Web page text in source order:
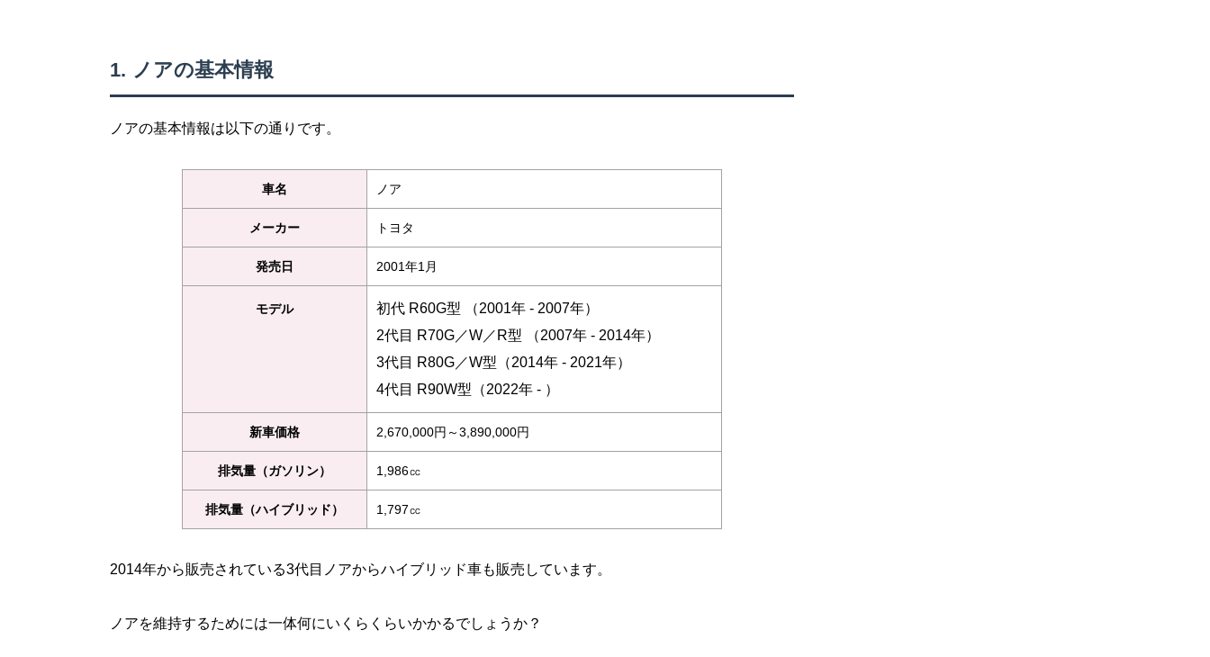
ノアの基本情報
ノアの基本情報は以下の通りです。
車名 ノア
メーカー トヨタ
発売日 2001年1月
モデル
初代 R60G型 （2001年 - 2007年）
2代目 R70G／W／R型 （2007年 - 2014年）
3代目 R80G／W型（2014年 - 2021年）
4代目 R90W型（2022年 - ）
新車価格 2,670,000円～3,890,000円
排気量（ガソリン） 1,986㏄
排気量（ハイブリッド） 1,797㏄
2014年から販売されている3代目ノアからハイブリッド車も販売しています。
ノアを維持するためには一体何にいくらくらいかかるでしょうか？